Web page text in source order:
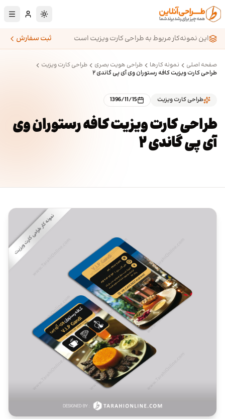
پرش به محتوای اصلی
تغییر به حالت
این نمونه‌کار مربوط به طراحی کارت ویزیت است
ثبت سفارش
صفحه اصلی نمونه کارها طراحی هویت بصری
طراحی کارت ویزیت
طراحی کارت ویزیت کافه رستوران وی آی پی گاندی ۲
طراحی کارت ویزیت 1396/11/15
طراحی کارت ویزیت کافه رستوران وی
آی پی گاندی ۲